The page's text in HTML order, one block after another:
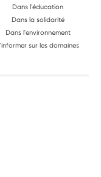
Dans l'éducation
Dans la solidarité
Dans l'environnement
sur les domaines